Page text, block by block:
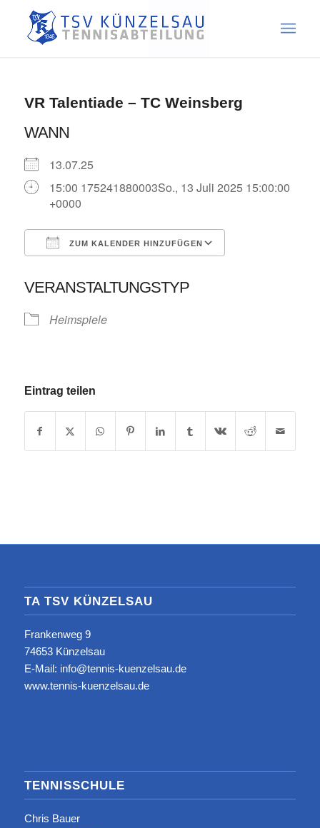
VR Talentiade – TC Weinsberg
WANN
13.07.25
15:00 175241880003So., 13 Juli 2025 15:00:00
+0000
ZUM KALENDER HINZUFÜGEN
VERANSTALTUNGSTYP
Heimspiele
Eintrag teilen
TA TSV KÜNZELSAU
Frankenweg 9
74653 Künzelsau
E-Mail: info@tennis-kuenzelsau.de
www.tennis-kuenzelsau.de
TENNISSCHULE
Chris Bauer